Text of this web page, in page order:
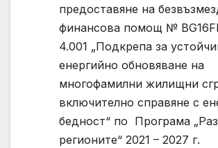
предоставяне на
финансова помощ №
4.001 „Подкрепа за
енергийно обновяване на
многофамилни жилищни
включително справяне с
бедност“ по Програма
регионите“ 2021 – 2027 г.